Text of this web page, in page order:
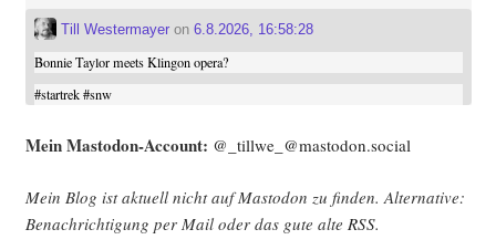
Till Westermayeron 6.8.2026, 16:58:28
Bonnie Taylor meets Klingon opera?
#startrek #snw
Mein Mast­o­don-Account: @_tillwe_@mastodon.social
Mein Blog ist aktu­ell nicht auf Mast­o­don zu fin­den. Alter­na­ti­ve:
Benach­rich­ti­gung per Mail oder das gute alte RSS.